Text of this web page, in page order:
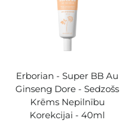
Erborian - Super BB Au
Ginseng Dore - Sedzošs
Krēms Nepilnību
Korekcijai - 40ml